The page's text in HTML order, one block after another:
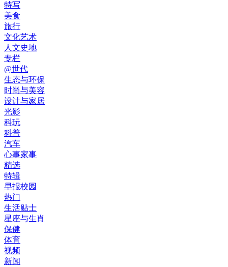
特写
美食
旅行
文化艺术
人文史地
专栏
@世代
生态与环保
时尚与美容
设计与家居
光影
科玩
科普
汽车
心事家事
精选
特辑
早报校园
热门
生活贴士
星座与生肖
保健
体育
视频
新闻